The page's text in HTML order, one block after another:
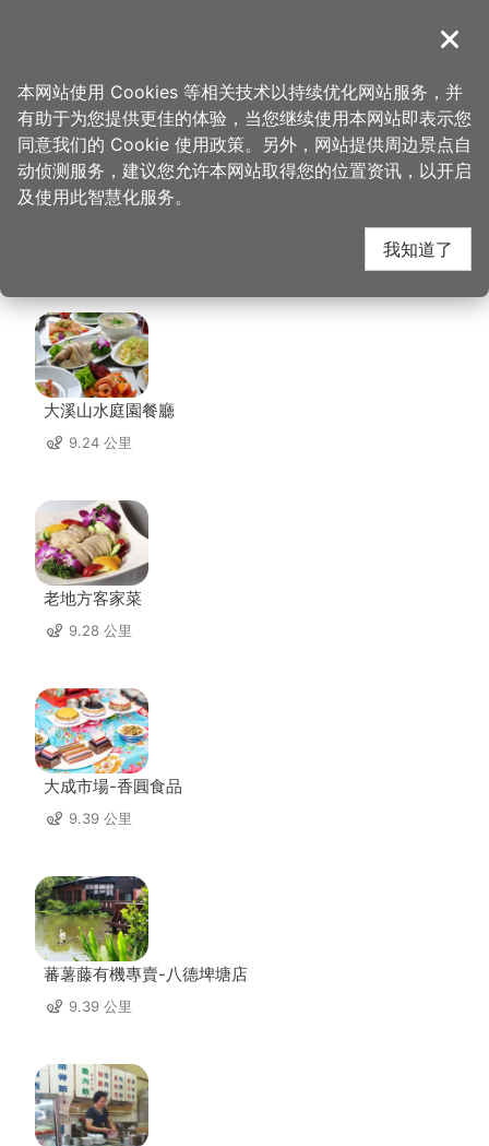
導覽
首页 > 想去的地方 > 住宿 > 薇恩时尚旅馆(2星)
薇恩时尚旅馆(2星) 周
边店家
大溪山水庭園餐廳
9.24 公里
老地方客家菜
9.28 公里
大成市場-香圓食品
9.39 公里
蕃薯藤有機專賣-八德埤塘店
9.39 公里
关闭
本网站使用 Cookies 等相关技术以持续优化网站服务，并
有助于为您提供更佳的体验，当您继续使用本网站即表示您
同意我们的 Cookie 使用政策。另外，网站提供周边景点自
动侦测服务，建议您允许本网站取得您的位置资讯，以开启
及使用此智慧化服务。
我知道了